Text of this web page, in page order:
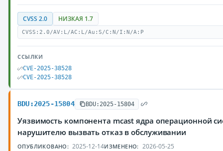
CVSS 2.0 НИЗКАЯ 1.7
CVSS:2.0/AV:L/AC:L/Au:S/C:N/I:N/A:P
ССЫЛКИ
CVE-2025-38528
CVE-2025-38528
BDU:2025-15804 BDU:2025-15804
Уязвимость компонента mcast ядра операционной
нарушителю вызвать отказ в обслуживании
ОПУБЛИКОВАНО: 2025-12-14ИЗМЕНЕНО: 2026-05-25